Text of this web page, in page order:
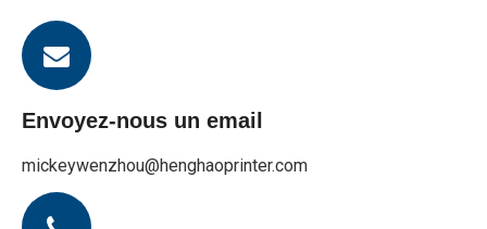
Envoyez-nous un email
mickeywenzhou@henghaoprinter.com